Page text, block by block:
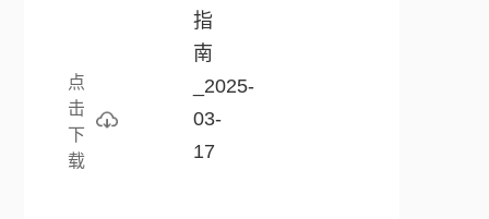
点
击
下
载
指
南
_2025-
03-
17